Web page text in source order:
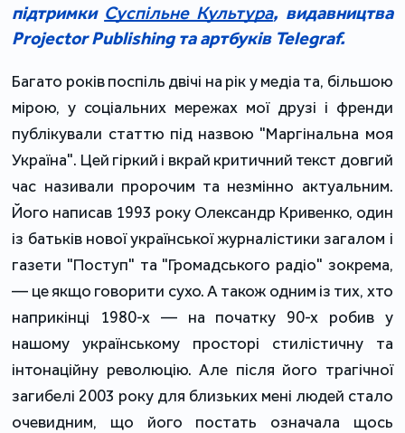
підтримки Суспільне Культура, видавництва
Projector Publishing та артбуків Telegraf.
Багато років поспіль двічі на рік у медіа та, більшою
мірою, у соціальних мережах мої друзі і френди
публікували статтю під назвою "Маргінальна моя
Україна". Цей гіркий і вкрай критичний текст довгий
час називали пророчим та незмінно актуальним.
Його написав 1993 року Олександр Кривенко, один
із батьків нової української журналістики загалом і
газети "Поступ" та "Громадського радіо" зокрема,
— це якщо говорити сухо. А також одним із тих, хто
наприкінці 1980-х — на початку 90-х робив у
нашому українському просторі стилістичну та
інтонаційну революцію. Але після його трагічної
загибелі 2003 року для близьких мені людей стало
очевидним, що його постать означала щось